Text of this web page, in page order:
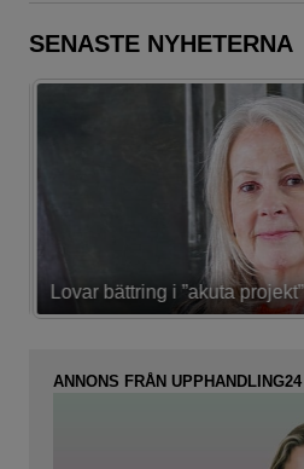
SENASTE NYHETERNA
Lovar bättring i ”akuta projekt”
ANNONS FRÅN UPPHANDLING24